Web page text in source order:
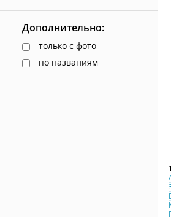
Дополнительно:
только с фото
по названиям